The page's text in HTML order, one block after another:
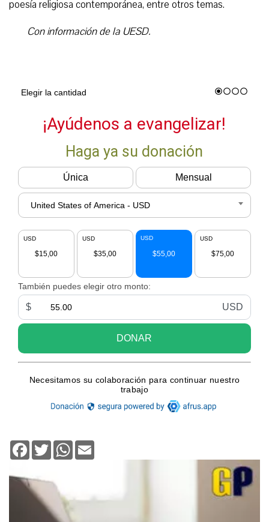
poesía religiosa contemporánea, entre otros temas.
Con información de la UESD.
Facebook
TwitterWhatsApp